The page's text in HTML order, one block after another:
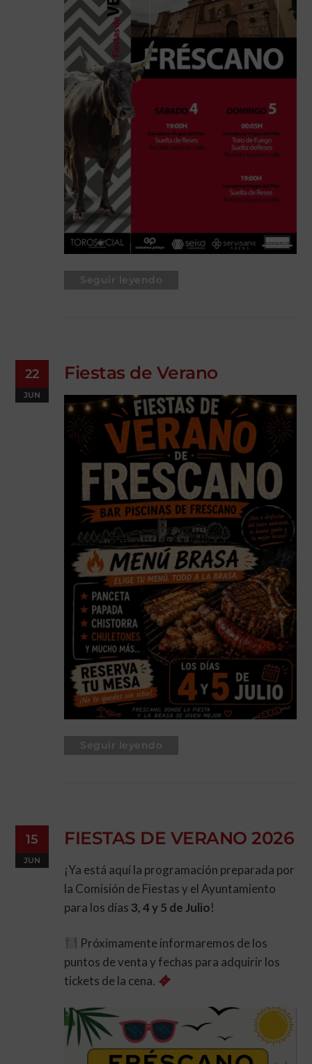
Seguir leyendo
22
JUN
Fiestas de Verano
Seguir leyendo
15
JUN
FIESTAS DE VERANO 2026
¡Ya está aquí la programación preparada por
la Comisión de Fiestas y el Ayuntamiento
para los días 3, 4 y 5 de Julio!
Próximamente informaremos de los
puntos de venta y fechas para adquirir los
tickets de la cena.